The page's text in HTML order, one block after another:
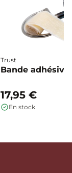
Trust
Bande adhésive
17,95 €
En stock